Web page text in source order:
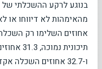
תיכונית
ו-32.7 אחוזים